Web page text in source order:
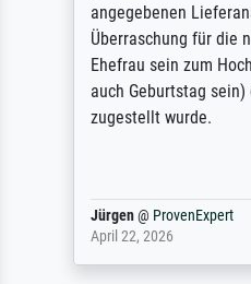
angegebenen
Überraschung für die
Ehefrau sein zum
auch Geburtstag
zugestellt wurde.
Jürgen@ ProvenExpert
April 22, 2026